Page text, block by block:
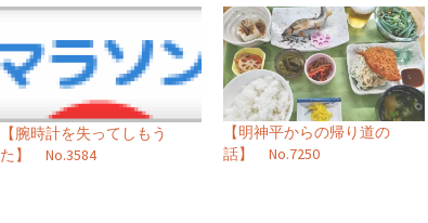
【腕時計を失ってしもう
た】 No.3584
【明神平からの帰り道の
話】 No.7250